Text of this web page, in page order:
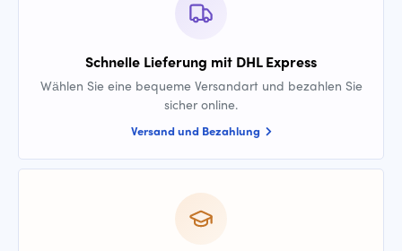
Schnelle Lieferung mit DHL Express
Wählen Sie eine bequeme Versandart und bezahlen Sie
sicher online.
Versand und Bezahlung